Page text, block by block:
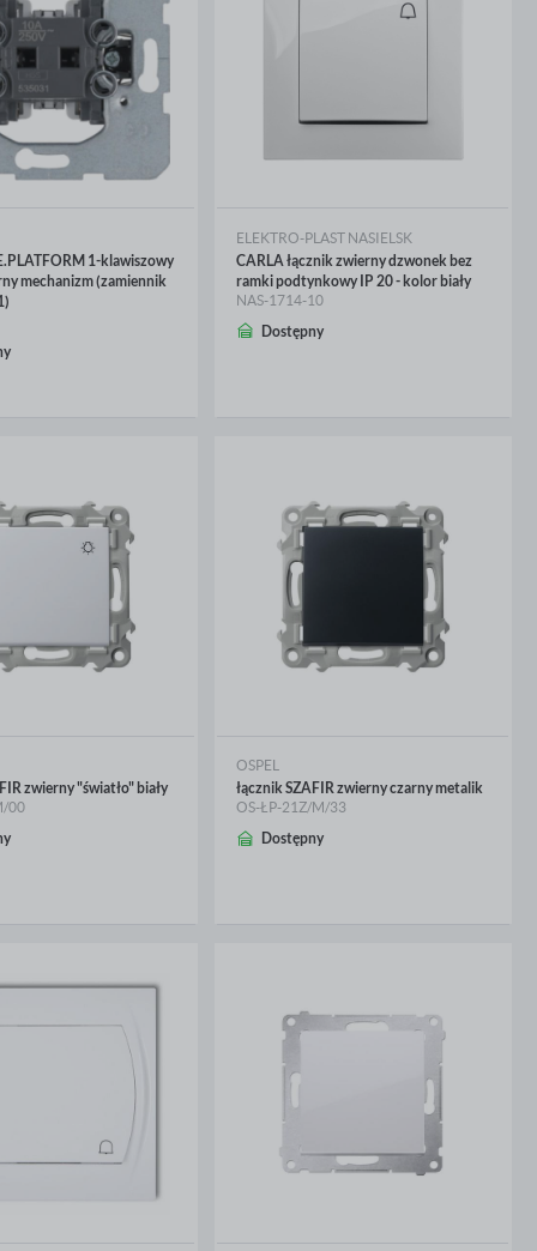
1-klawiszowy
mechanizm (zamiennik
ELEKTRO-PLAST NASIELSK
CARLA łącznik zwierny dzwonek bez
ramki podtynkowy IP 20 - kolor biały
NAS-1714-10
Dostępny
zwierny "światło" biały
00
OSPEL
łącznik SZAFIR zwierny czarny metalik
OS-ŁP-21Z/M/33
Dostępny